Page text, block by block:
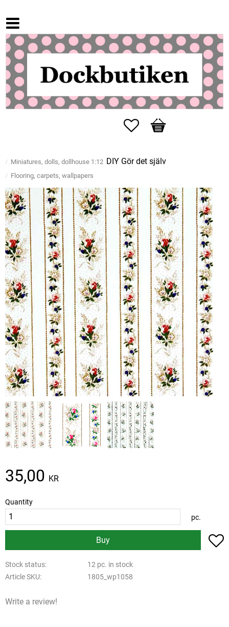
Favorites
Basket
Miniatures, dolls, dollhouse 1:12 DIY Gör det själv
Flooring, carpets, wallpapers
35,00 KR
Quantity
pc.
Buy
Stock status
12 pc. in stock
Article SKU
1805_wp1058
Write a review!